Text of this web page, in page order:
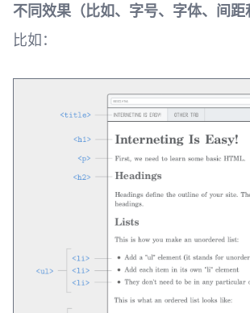
不同效果（比如、字号、字体、间距
比如：